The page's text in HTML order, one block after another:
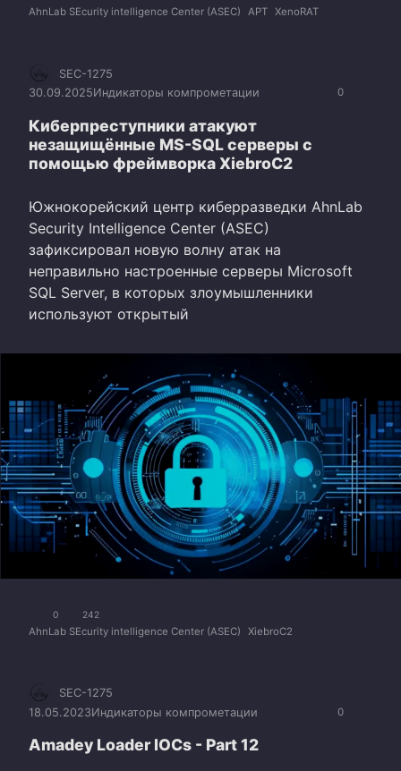
AhnLab SEcurity intelligence Center (ASEC) APT XenoRAT
0
SEC-1275
30.09.2025Индикаторы компрометации
Киберпреступники атакуют
незащищённые MS-SQL серверы с
помощью фреймворка XiebroC2
Южнокорейский центр киберразведки AhnLab
Security Intelligence Center (ASEC)
зафиксировал новую волну атак на
неправильно настроенные серверы Microsoft
SQL Server, в которых злоумышленники
используют открытый
0 242
AhnLab SEcurity intelligence Center (ASEC) XiebroC2
0
SEC-1275
18.05.2023Индикаторы компрометации
Amadey Loader IOCs - Part 12